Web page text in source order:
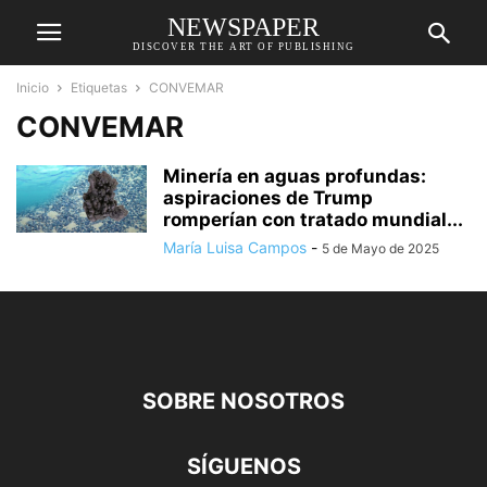
NEWSPAPER
DISCOVER THE ART OF PUBLISHING
Inicio Etiquetas CONVEMAR
CONVEMAR
Minería en aguas profundas:
aspiraciones de Trump
romperían con tratado mundial...
María Luisa Campos - 5 de Mayo de 2025
SOBRE NOSOTROS
SÍGUENOS